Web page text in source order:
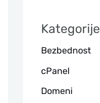
г
а
Kategorije
Bezbednost
cPanel
Domeni